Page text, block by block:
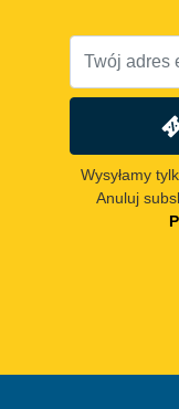
Wysyłamy
Anuluj